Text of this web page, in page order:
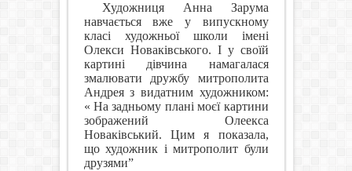
Художниця Анна Зарума
навчається вже у випускному
класі художньої школи імені
Олекси Новаківського. І у своїй
картині дівчина намагалася
змалювати дружбу митрополита
Андрея з видатним художником:
« На задньому плані моєї картини
зображений Олеекса
Новаківський. Цим я показала,
що художник і митрополит були
друзями”